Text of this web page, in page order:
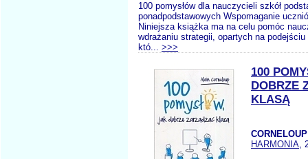
100 pomysłów dla nauczycieli szkół
ponadpodstawowych Wspomaganie
Niniejsza książka ma na celu pomóc
wdrażaniu strategii, opartych na
któ... >>>
100
DOBRZE
KLASĄ
HARMONIA,